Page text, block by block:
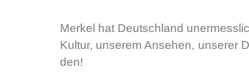
Mer­kel hat Deutsch­land
Kul­tur, unse­rem Anse­hen, unse­rer
den!